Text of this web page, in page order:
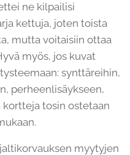
ne kilpailisi
kettuja, joten toista
mutta voitaisiin ottaa
myös, jos kuvat
synttäreihin,
perheenlisäykseen,
kortteja tosin ostetaan
myytyjen